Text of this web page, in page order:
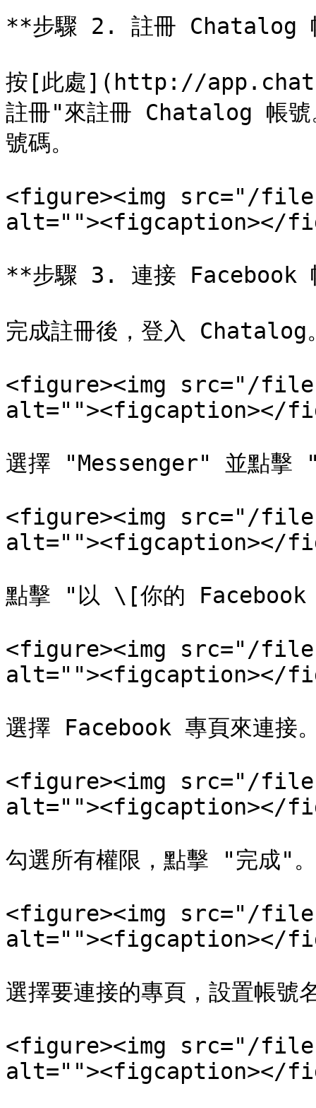
**步驟 2. 註冊 Chatalog
按[此處](http://
註冊"來註冊 Chatalog 帳號
號碼。
<figure><img src="/files/
alt=""><figcaption></
**步驟 3. 連接 Facebook
完成註冊後，登入 Chatalog
<figure><img src="/files/
alt=""><figcaption></
選擇 "Messenger" 並點擊
<figure><img src="/
alt=""><figcaption></
點擊 "以 \[你的 Facebook
<figure><img src="/files/
alt=""><figcaption></
選擇 Facebook 專頁來連接
<figure><img src="/files/
alt=""><figcaption></
勾選所有權限，點擊 "完成"。
<figure><img src="/files/
alt=""><figcaption></
選擇要連接的專頁，設置帳
<figure><img src="/files/
alt=""><figcaption></